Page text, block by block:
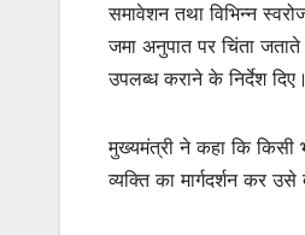
समावेशन तथा विभिन्न
जमा अनुपात पर चिंता
उपलब्ध कराने के निर्देश
मुख्यमंत्री ने कहा कि किसी
व्यक्ति का मार्गदर्शन कर